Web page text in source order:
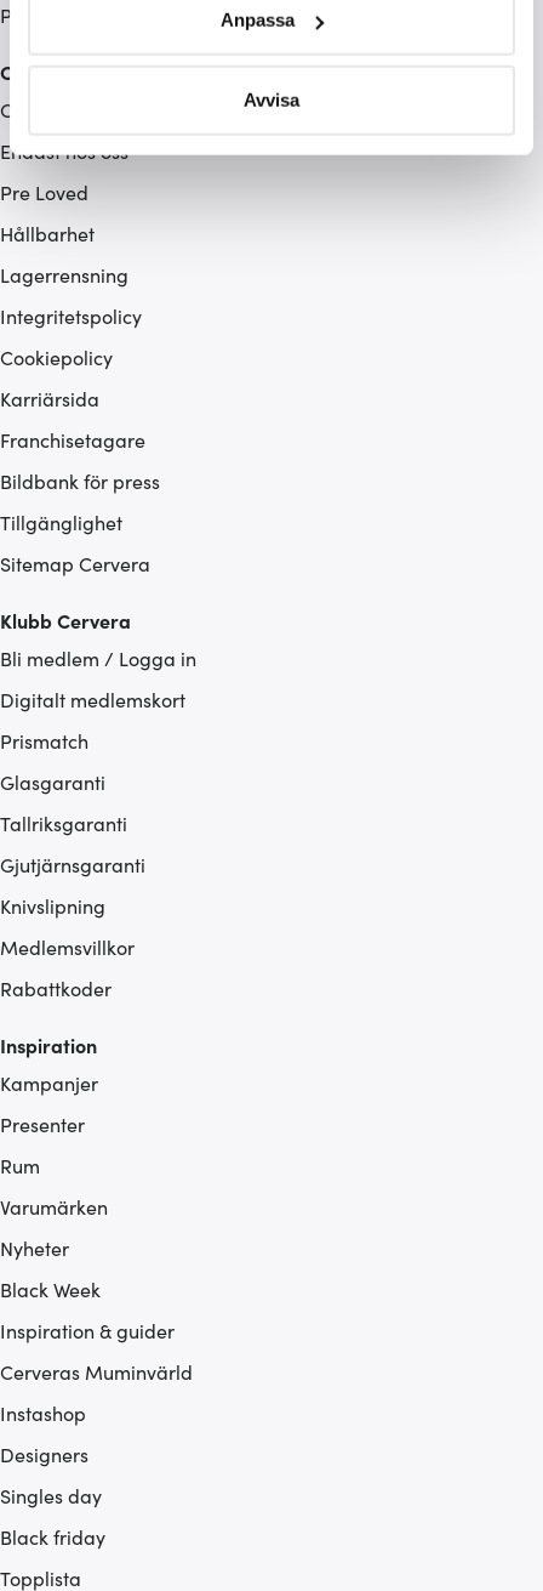
Ta reda på mer om hur dina personliga uppgifter
Du kan ändra eller dra tillbaka ditt samtycke när som
Vi använder cookies för att innehållet och annonserna
gör också att vi kan analysera vår trafik och göra
hemsidan ännu bättre. Du bestämmer själv vilka cookies
Anpassa
Avvisa
Produktåterkallelse
Cervera
Om Cervera
Endast hos oss
Pre Loved
Hållbarhet
Lagerrensning
Integritetspolicy
Cookiepolicy
Karriärsida
Franchisetagare
Bildbank för press
Tillgänglighet
Sitemap Cervera
Klubb Cervera
Bli medlem / Logga in
Digitalt medlemskort
Prismatch
Glasgaranti
Tallriksgaranti
Gjutjärnsgaranti
Knivslipning
Medlemsvillkor
Rabattkoder
Inspiration
Kampanjer
Presenter
Rum
Varumärken
Nyheter
Black Week
Inspiration & guider
Cerveras Muminvärld
Instashop
Designers
Singles day
Black friday
Topplista